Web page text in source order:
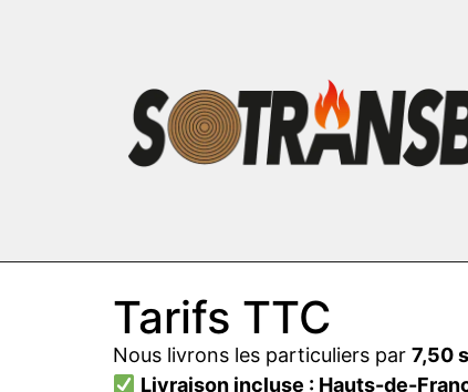
Tarifs TTC
Nous livrons les particuliers par 7,50
Livraison incluse : Hauts-de-